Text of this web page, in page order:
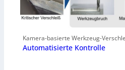
Kamera-basierte Werkzeug-
Automatisierte Kontrolle